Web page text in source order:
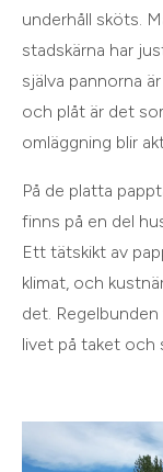
underhåll sköts.
stadskärna har
själva pannorna
och plåt är det
omläggning blir
På de platta
finns på en del
Ett tätskikt av
klimat, och
det.
livet på taket och